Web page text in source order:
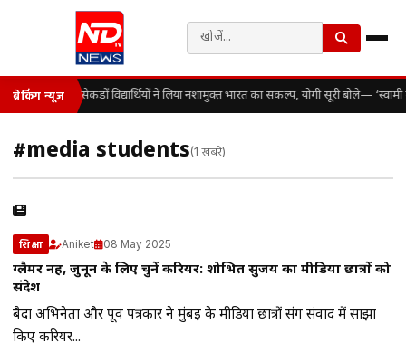
ब्रेकिंग न्यूज़ सैकड़ों विद्यार्थियों ने लिया नशामुक्त भारत का संकल्प, योगी सूरी बोले—
#media students(1 खबरें)
शिक्षा Aniket 08 May 2025
ग्लैमर नहीं, जुनून के लिए चुनें करियर: शोभित सुजय का मीडिया छात्रों को
संदेश
बैदा अभिनेता और पूर्व पत्रकार ने मुंबई के मीडिया छात्रों संग संवाद में साझा
किए करियर...